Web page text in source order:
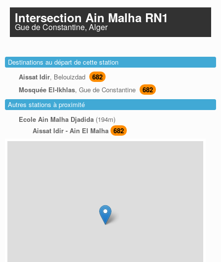
Intersection Ain Malha RN1
Gue de Constantine, Alger
Destinations au départ de cette station
Aissat Idir, Belouizdad
682
Mosquée El-Ikhlas, Gue de Constantine
682
Autres stations à proximité
Ecole Ain Malha Djadida (194m)
Aissat Idir - Ain El Malha 682